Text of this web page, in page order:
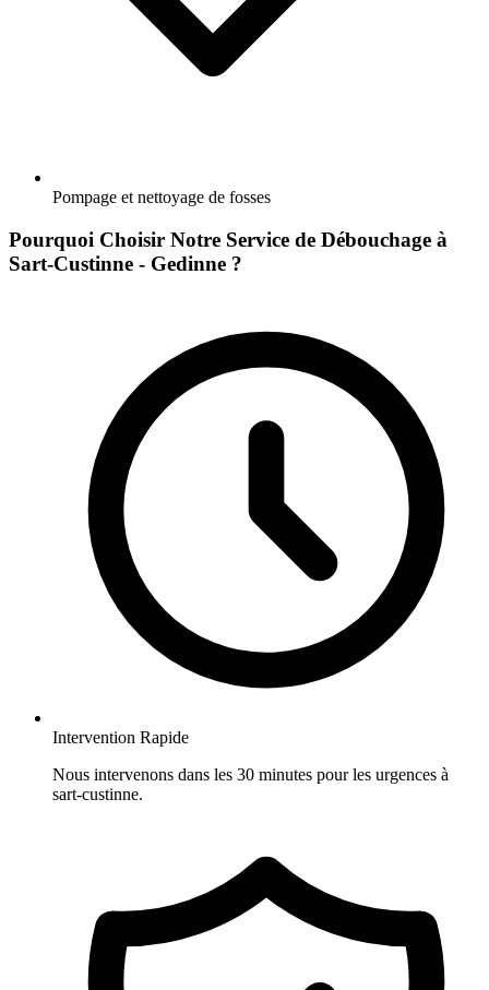
Pompage et nettoyage de fosses
Pourquoi Choisir Notre Service de Débouchage à
Sart-Custinne - Gedinne ?
Intervention Rapide
Nous intervenons dans les 30 minutes pour les urgences à
sart-custinne.